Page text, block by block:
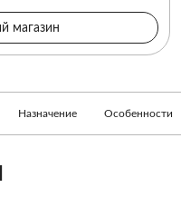
магазин
Назначение Особенности